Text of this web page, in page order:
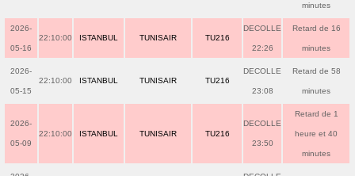
minutes
2026-
05-16
22:10:00 ISTANBUL TUNISAIR TU216
DECOLLE
22:26
Retard de 16
minutes
2026-
05-15
22:10:00 ISTANBUL TUNISAIR TU216
DECOLLE
23:08
Retard de 58
minutes
2026-
05-09
22:10:00 ISTANBUL TUNISAIR TU216
DECOLLE
23:50
Retard de 1
heure et 40
minutes